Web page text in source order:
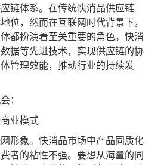
体系。在传统快消品供应链
位，然而在互联网时代背景下，
都扮演着至关重要的角色。快消
据等先进技术，实现供应链的协
管理效能，推动行业的持续发
：
业模式
象。快消品市场中产品同质化
者的粘性不强。要想从海量的同